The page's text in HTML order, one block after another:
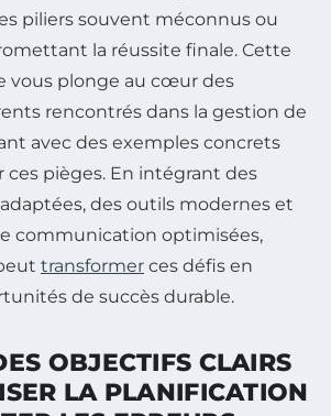
piliers souvent méconnus ou
la réussite finale. Cette
vous plonge au cœur des
rencontrés dans la gestion de
avec des exemples concrets
pièges. En intégrant des
des outils modernes et
communication optimisées,
transformer ces défis en
de succès durable.
OBJECTIFS CLAIRS
LA PLANIFICATION